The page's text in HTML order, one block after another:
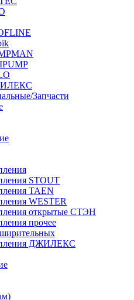
Запчасти
STOUT
TAEN
WESTER
открытые СТЭН
прочее
ДЖИЛЕКС